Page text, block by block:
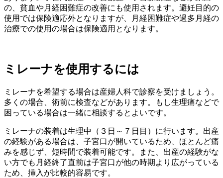
の、貧血や月経困難症の改善にも使用されます。避妊目的の
使用では保険適応外となりますが、月経困難症や過多月経の
治療での使用の場合は保険適用となります。
ミレーナを使用するには
ミレーナを希望する場合は産婦人科で診察を受けましょう。
多くの場合、術前に検査などがあります。もし生理痛などで
困っている場合は一緒に相談するとよいです。
ミレーナの装着は生理中（３日～７日目）に行います。出産
の経験がある場合は、子宮口が開いているため、ほとんど痛
みを感じず、短時間で装着可能です。また、出産の経験がな
い方でも月経終了直前は子宮口が他の時期より広がっている
ため、挿入が比較的容易です。